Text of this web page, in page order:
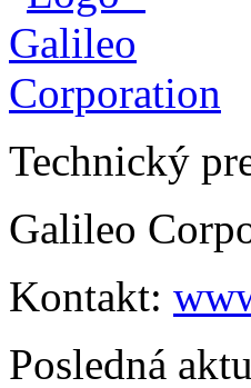
Technický
Galileo
Kontakt:
Posledná